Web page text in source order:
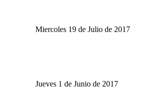
Miercoles 19 de Julio de 2017
Jueves 1 de Junio de 2017